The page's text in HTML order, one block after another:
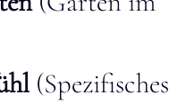
(Spezifisches